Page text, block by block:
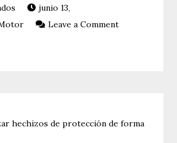
junio 13,
Leave a Commenton
motivos
hechizos de protección de forma